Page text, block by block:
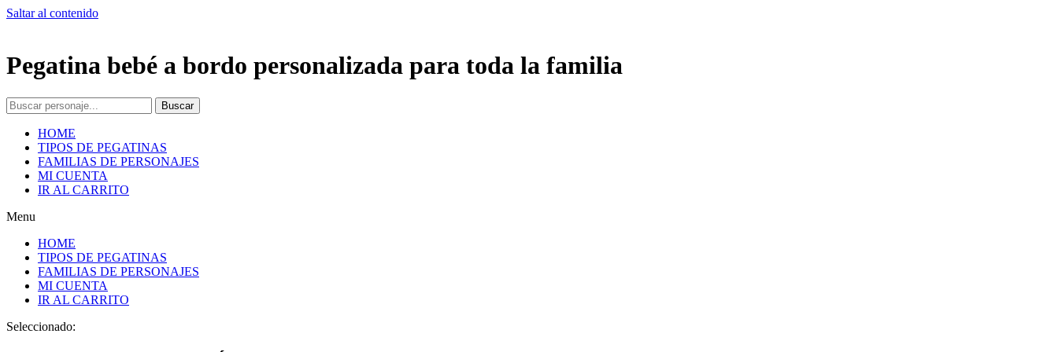
Saltar al contenido
Pegatina bebé a bordo personalizada para toda la familia
Buscar
HOME
TIPOS DE PEGATINAS
FAMILIAS DE PERSONAJES
MI CUENTA
IR AL CARRITO
Menu
HOME
TIPOS DE PEGATINAS
FAMILIAS DE PERSONAJES
MI CUENTA
IR AL CARRITO
Seleccionado: